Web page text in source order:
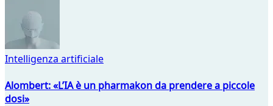
Intelligenza artificiale
Alombert: «L’IA è un pharmakon da prendere a piccole
dosi»